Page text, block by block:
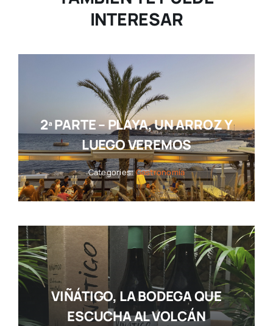
INTERESAR
2ª PARTE – PLAYA, UN ARROZ Y
LUEGO VEREMOS
Categories:Gastronomía
VIÑÁTIGO, LA BODEGA QUE
ESCUCHA AL VOLCÁN